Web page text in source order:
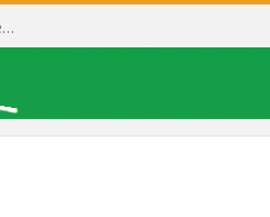
Toni Milun postao “milijarder”! Vrhunska predavanja i 1700 posjetitelja obilježili su mjesec financijske pismenosti